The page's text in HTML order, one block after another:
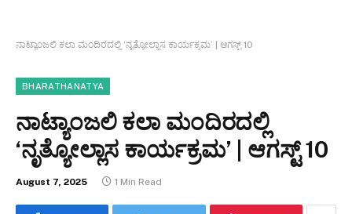
ನಾಟ್ಯಾಂಜಲಿ ಕಲಾ ಮಂದಿರದಲ್ಲಿ ‘ನೃತ್ಯೋಲ್ಲಾಸ ಕಾರ್ಯಕ್ರಮ’ | ಆಗಸ್ಟ್ 10
BHARATHANATYA
ನಾಟ್ಯಾಂಜಲಿ ಕಲಾ ಮಂದಿರದಲ್ಲಿ
‘ನೃತ್ಯೋಲ್ಲಾಸ ಕಾರ್ಯಕ್ರಮ’ | ಆಗಸ್ಟ್ 10
August 7, 2025 1 Min Read